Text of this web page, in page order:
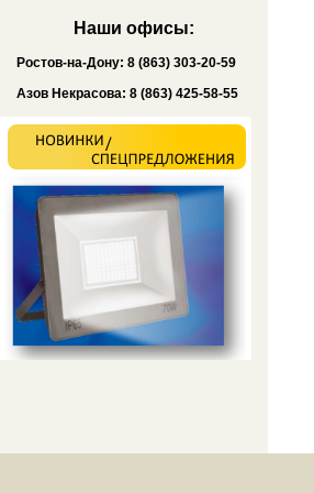
Наши офисы:
Ростов-на-Дону: 8 (863) 303-20-59
Азов Некрасова: 8 (863) 425-58-55